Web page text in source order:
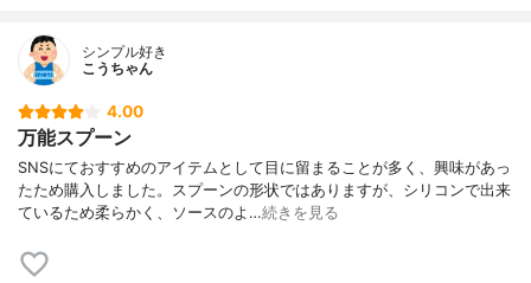
シンプル好き
こうちゃん
4.00
万能スプーン
SNSにておすすめのアイテムとして目に留まることが多く、興味があっ
たため購入しました。スプーンの形状ではありますが、シリコンで出来
ているため柔らかく、ソースのよ…続きを見る